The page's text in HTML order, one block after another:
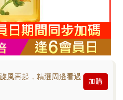
風再起，精選周邊看過
加購